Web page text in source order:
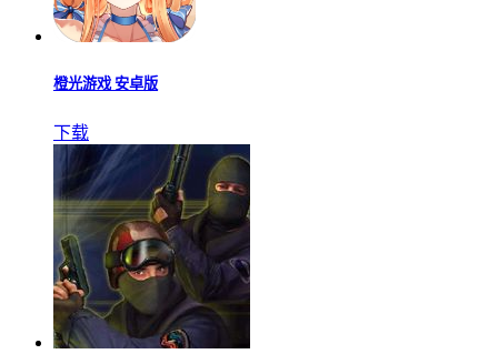
橙光游戏 安卓版
下载